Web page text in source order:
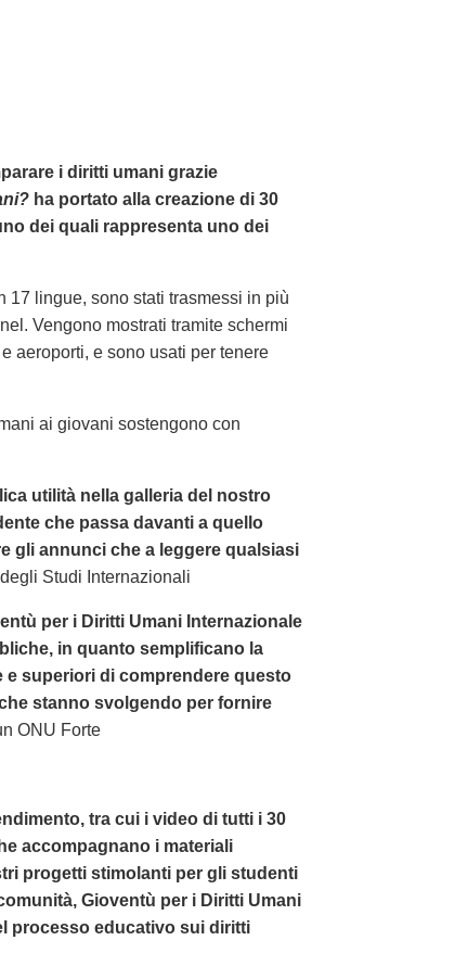
i diritti umani grazie
ha portato alla creazione di 30
dei quali rappresenta uno dei
17 lingue, sono stati trasmessi in più
Vengono mostrati tramite schermi
aeroporti, e sono usati per tenere
ai giovani sostengono con
utilità nella galleria del nostro
che passa davanti a quello
gli annunci che a leggere qualsiasi
Studi Internazionali
per i Diritti Umani Internazionale
in quanto semplificano la
e superiori di comprendere questo
stanno svolgendo per fornire
ONU Forte
tra cui i video di tutti i 30
accompagnano i materiali
progetti stimolanti per gli studenti
Gioventù per i Diritti Umani
processo educativo sui diritti